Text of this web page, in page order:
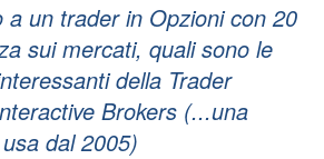
a un trader in Opzioni con 20
sui mercati, quali sono le
della Trader
Brokers (...una
dal 2005)